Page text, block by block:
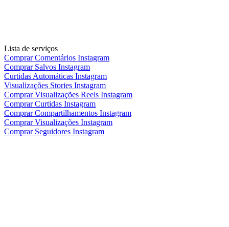
Lista de serviços
Comprar Comentários Instagram
Comprar Salvos Instagram
Curtidas Automáticas Instagram
Visualizações Stories Instagram
Comprar Visualizações Reels Instagram
Comprar Curtidas Instagram
Comprar Compartilhamentos Instagram
Comprar Visualizações Instagram
Comprar Seguidores Instagram